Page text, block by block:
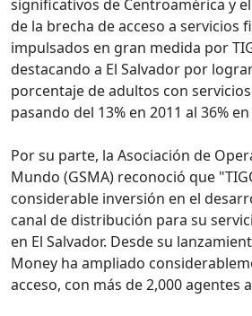
significativos de Centroamérica y
de la brecha de acceso a servicios
impulsados en gran medida por
destacando a El Salvador por
porcentaje de adultos con
pasando del 13% en 2011 al 36% en
Por su parte, la Asociación de
Mundo (GSMA) reconoció que
considerable inversión en el
canal de distribución para su
en El Salvador. Desde su
Money ha ampliado
acceso, con más de 2,000 agentes